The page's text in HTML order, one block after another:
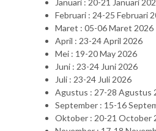
Januari : 20-21 Januari
Februari : 24-25 Februari
Maret : 05-06 Maret 2026
April : 23-24 April 2026
Mei : 19-20 May 2026
Juni : 23-24 Juni 2026
Juli : 23-24 Juli 2026
Agustus : 27-28 Agustus
September : 15-16
Oktober : 20-21 October